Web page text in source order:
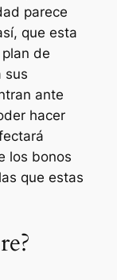
parece
que esta
de
sus
ante
hacer
los bonos
que estas